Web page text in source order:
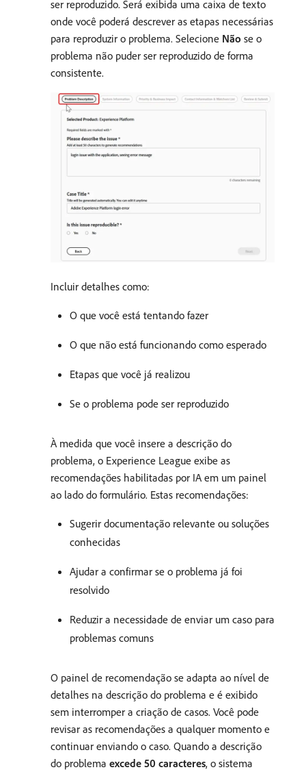
ser reproduzido. Será exibida uma caixa de texto
onde você poderá descrever as etapas necessárias
para reproduzir o problema. Selecione Não se o
problema não puder ser reproduzido de forma
consistente.
Incluir detalhes como:
O que você está tentando fazer
O que não está funcionando como esperado
Etapas que você já realizou
Se o problema pode ser reproduzido
À medida que você insere a descrição do
problema, o Experience League exibe as
recomendações habilitadas por IA em um painel
ao lado do formulário. Estas recomendações:
Sugerir documentação relevante ou soluções
conhecidas
Ajudar a confirmar se o problema já foi
resolvido
Reduzir a necessidade de enviar um caso para
problemas comuns
O painel de recomendação se adapta ao nível de
detalhes na descrição do problema e é exibido
sem interromper a criação de casos. Você pode
revisar as recomendações a qualquer momento e
continuar enviando o caso. Quando a descrição
do problema excede 50 caracteres, o sistema